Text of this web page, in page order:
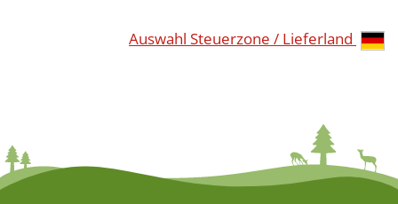
Auswahl Steuerzone / Lieferland